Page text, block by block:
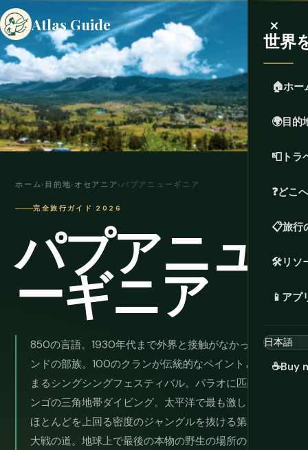
Atlas Guide ×
世界
🏠ホー
🌍目的
📮 トラ
❓どこ
📋旅行
🛠️リソ
📱 アプ
☕Buy
ホーム› 目的地› オセアニア›パプアニューギニア
完全旅行ガイド 2026
パプアニュ
ーギニア
850の言語。1930年代まで外界と接触がなかったハイラ
ンドの部族。100のクランが伝統的なペイントと羽で集
まるシングシングフェスティバル。パラオに匹敵するサ
ンゴの三角地帯ダイビング。太平洋で最も激しい戦いの
ほとんどを上回る密度のジャングルを抜ける第二次世界
大戦の道。地球上で最後の本物の野生の場所の一つ。